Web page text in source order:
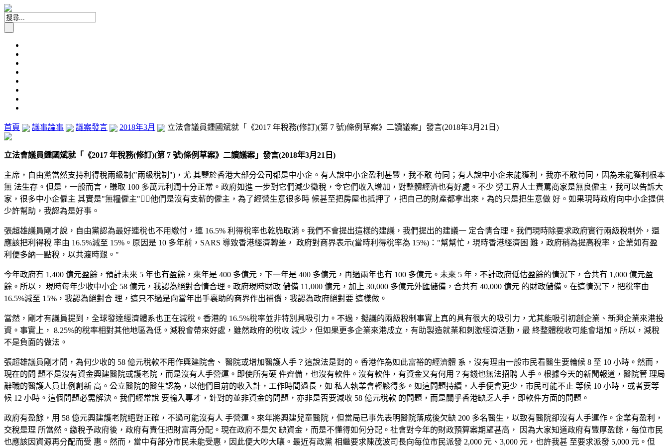
首頁 議事論事 議案發言 2018年3月 立法會議員鍾國斌就「《2017 年稅務(修訂)(第 7 號)條例草案》二讀議案」發言(2018年3月21日)
立法會議員鍾國斌就「《2017 年稅務(修訂)(第 7 號)條例草案》二讀議案」發言(2018年3月21日)
主席，自由黨當然支持利得稅兩級制("兩級稅制")，尤 其鑒於香港大部分公司都是中小企。有人說中小企盈利甚豐，我不敢 苟同；有人說中小企未能獲利，我亦不敢苟同，因為未能獲利根本
無 法生存。但是，一般而言，賺取 100 多萬元利潤十分正常。政府如進 一步對它們減少徵稅，令它們收入增加，對整體經濟也有好處。不少 勞工界人士責罵商家是無良僱主，我可以告訴大
家，很多中小企僱主 其實是"無糧僱主"他們是沒有支薪的僱主，為了經營生意很多時 候甚至把房屋也抵押了，把自己的財產都拿出來，為的只是把生意做 好。如果現時政府向中小企提供
少許幫助，我認為是好事。
張超雄議員剛才說，自由黨認為最好連稅也不用繳付，連 16.5% 利得稅率也乾脆取消。我們不會提出這樣的建議，我們提出的建議一 定合情合理。我們現時除要求政府實行兩級稅制外，還
應該把利得稅 率由 16.5%減至 15%。原因是 10 多年前，SARS 導致香港經濟轉差， 政府對商界表示(當時利得稅率為 15%)："幫幫忙，現時香港經濟困 難，政府稍為提高稅率，企業如有盈
利便多納一點稅，以共渡時艱。"
今年政府有 1,400 億元盈餘，預計未來 5 年也有盈餘，來年是 400 多億元，下一年是 400 多億元，再過兩年也有 100 多億元。未來 5 年，不計政府低估盈餘的情況下，合共有 1,000 億元盈
餘。所以， 現時每年少收中小企 58 億元，我認為絕對合情合理。政府現時財政 儲備 11,000 億元，加上 30,000 多億元外匯儲備，合共有 40,000 億元 的財政儲備。在這情況下，把稅率由
16.5%減至 15%，我認為絕對合 理，這只不過是向當年出手襄助的商界作出補償，我認為政府絕對要 這樣做。
當然，剛才有議員提到，全球發達經濟體系也正在減稅。香港的 16.5%稅率並非特別具吸引力。不過，擬議的兩級稅制事實上真的具有很大的吸引力，尤其能吸引初創企業、新興企業來港投
資。事實上， 8.25%的稅率相對其他地區為低。減稅會帶來好處，雖然政府的稅收 減少，但如果更多企業來港成立，有助製造就業和刺激經濟活動，最 終整體稅收可能會增加。所以，減稅
不是負面的做法。
張超雄議員剛才問，為何少收的 58 億元稅款不用作興建院舍、 醫院或增加醫護人手？這說法是對的。香港作為如此富裕的經濟體 系，沒有理由一般市民看醫生要輪候 8 至 10 小時。然而，
現在的問 題不是沒有資金興建醫院或護老院，而是沒有人手營運。即使所有硬 件齊備，也沒有軟件。沒有軟件，有資金又有何用？有錢也無法招聘 人手。根據今天的新聞報道，醫院管 理局
辭職的醫護人員比例創新 高。公立醫院的醫生認為，以他們目前的收入計，工作時間過長，如 私人執業會輕鬆得多。如這問題持續，人手便會更少，市民可能不止 等候 10 小時，或者要等
候 12 小時。這個問題必需解決。我們經常說 要輸入專才，針對的並非資金的問題，亦非是否要減收 58 億元稅款 的問題，而是關乎香港缺乏人手，即軟件方面的問題。
政府有盈餘，用 58 億元興建護老院絕對正確，不過可能沒有人 手營運。來年將興建兒童醫院，但當局已事先表明醫院落成後欠缺 200 多名醫生，以致有醫院卻沒有人手運作。企業有盈利，
交稅是理 所當然。繳稅予政府後，政府有責任把財富再分配。現在政府不是欠 缺資金，而是不懂得如何分配。社會對今年的財政預算案期望甚高， 因為大家知道政府有豐厚盈餘，每位市民
也應該因資源再分配而受 惠。然而，當中有部分市民未能受惠，因此便大吵大嚷。最近有政黨 相繼要求陳茂波司長向每位市民派發 2,000 元、3,000 元，也許我甚 至要求派發 5,000 元。但